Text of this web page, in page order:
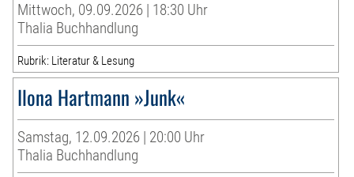
Mittwoch, 09.09.2026 | 18:30 Uhr
Thalia Buchhandlung
Rubrik: Literatur & Lesung
Ilona Hartmann »Junk«
Samstag, 12.09.2026 | 20:00 Uhr
Thalia Buchhandlung